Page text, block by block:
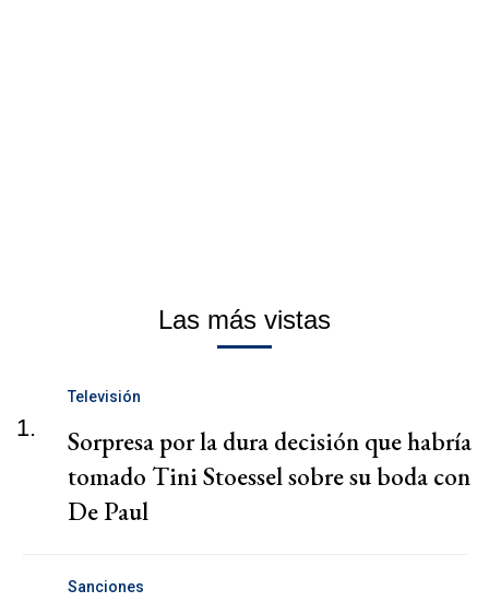
Las más vistas
1.
Televisión
Sorpresa por la dura decisión que habría
tomado Tini Stoessel sobre su boda con
De Paul
Sanciones